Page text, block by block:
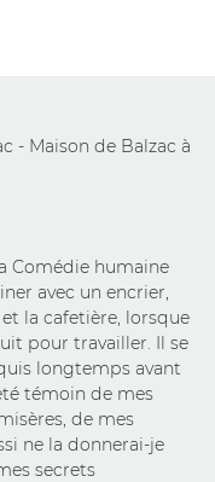
- Maison de Balzac à
Comédie humaine
avec un encrier,
la cafetière, lorsque
pour travailler. Il se
longtemps avant
témoin de mes
de mes
ne la donnerai-je
secrets